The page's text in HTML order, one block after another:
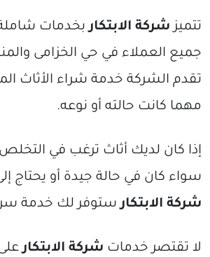
تتميز شركة الابتكاربخدمات شاملة
جميع العملاء في حي الخزامى
تقدم الشركة خدمة شراء الأثاث
مهما كانت حالته أو نوعه.
إذا كان لديك أثاث ترغب في التخلص
سواء كان في حالة جيدة أو يحتاج
شركة الابتكارستوفر لك خدمة
لا تقتصر خدمات شركة الابتكارعلى